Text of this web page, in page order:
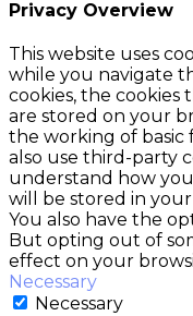
Privacy Overview
This website uses
while you navigate
cookies, the cookies
are stored on your
the working of basic
also use third-party
understand how
will be stored in
You also have the
But opting out of
effect on your
Necessary
Necessary